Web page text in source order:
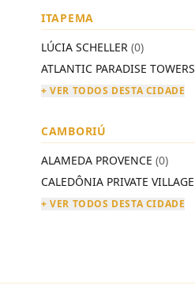
ITAPEMA
LÚCIA SCHELLER (0)
ATLANTIC PARADISE TOWERS
+ VER TODOS DESTA CIDADE
CAMBORIÚ
ALAMEDA PROVENCE (0)
CALEDÔNIA PRIVATE VILLAGE
+ VER TODOS DESTA CIDADE